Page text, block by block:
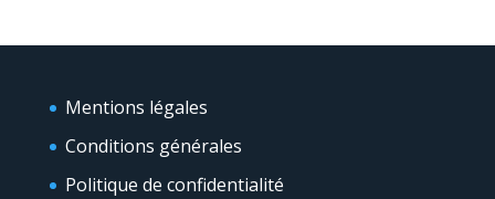
Mentions légales
Conditions générales
Politique de confidentialité